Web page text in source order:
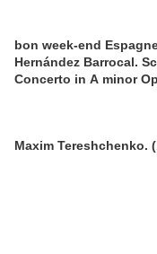
bon week-end
Hernández Barrocal. Schumann Piano
Concerto in A minor
Maxim Tereshchenko.